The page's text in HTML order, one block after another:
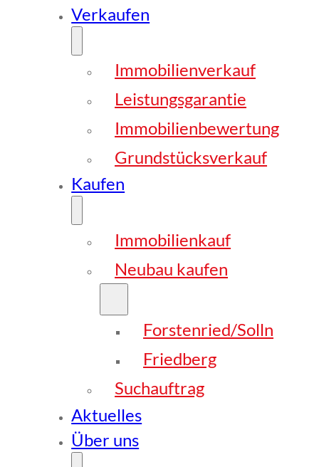
Verkaufen
Immobilienverkauf
Leistungsgarantie
Immobilienbewertung
Grundstücksverkauf
Kaufen
Immobilienkauf
Neubau kaufen
Forstenried/Solln
Friedberg
Suchauftrag
Aktuelles
Über uns